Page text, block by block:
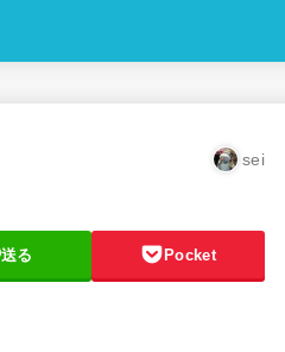
sei
送る Pocket